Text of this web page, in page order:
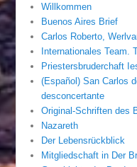
Willkommen
Buenos Aires Brief
Carlos Roberto,
Internationales Team.
Priestersbruderchaft
(Español) San Carlos
desconcertante
Original-Schriften des
Nazareth
Der Lebensrückblick
Mitgliedschaft in Der